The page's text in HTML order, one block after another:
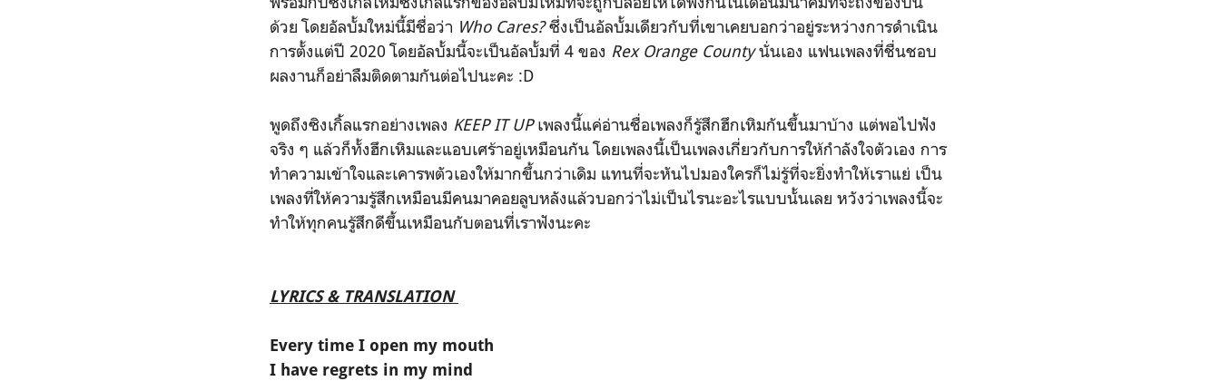
ด้วย โดยอัลบั้มใหม่นี้มีชื่อว่า Who Cares?ซึ่งเป็นอัลบั้มเดียวกับที่เขาเคยบอกว่าอยู่ระหว่างการดำเนิน
การตั้งแต่ปี 2020 โดยอัลบั้มนี้จะเป็นอัลบั้มที่ 4 ของ Rex Orange Countyนั่นเอง แฟนเพลงที่ชื่นชอบ
ผลงานก็อย่าลืมติดตามกันต่อไปนะคะ :D
พูดถึงซิงเกิ้ลแรกอย่างเพลง KEEP IT UPเพลงนี้แค่อ่านชื่อเพลงก็รู้สึกฮึกเหิมกันขึ้นมาบ้าง แต่พอไปฟัง
จริง ๆ แล้วก็ทั้งฮึกเหิมและแอบเศร้าอยู่เหมือนกัน โดยเพลงนี้เป็นเพลงเกี่ยวกับการให้กำลังใจตัวเอง การ
ทำความเข้าใจและเคารพตัวเองให้มากขึ้นกว่าเดิม แทนที่จะหันไปมองใครก็ไม่รู้ที่จะยิ่งทำให้เราแย่ เป็น
เพลงที่ให้ความรู้สึกเหมือนมีคนมาคอยลูบหลังแล้วบอกว่าไม่เป็นไรนะอะไรแบบนั้นเลย หวังว่าเพลงนี้จะ
ทำให้ทุกคนรู้สึกดีขึ้นเหมือนกับตอนที่เราฟังนะคะ
LYRICS & TRANSLATION
Every time I open my mouth
I have regrets in my mind